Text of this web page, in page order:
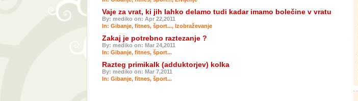
Vaje za vrat, ki jih lahko delamo tudi kadar imamo bolečine v vratu
By: mediko on: Apr 22,2011
In: Gibanje, fitnes, šport..., Izobraževanje
Zakaj je potrebno raztezanje ?
By: mediko on: Mar 24,2011
In: Gibanje, fitnes, šport...
Razteg primikalk (adduktorjev) kolka
By: mediko on: Mar 7,2011
In: Gibanje, fitnes, šport...